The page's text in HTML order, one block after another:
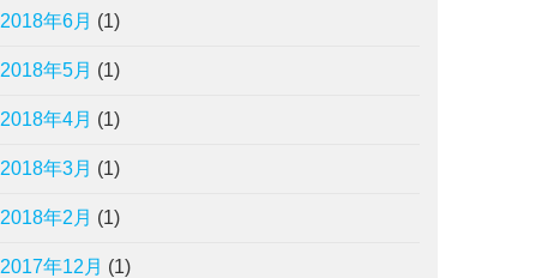
2018年6月 (1)
2018年5月 (1)
2018年4月 (1)
2018年3月 (1)
2018年2月 (1)
2017年12月 (1)